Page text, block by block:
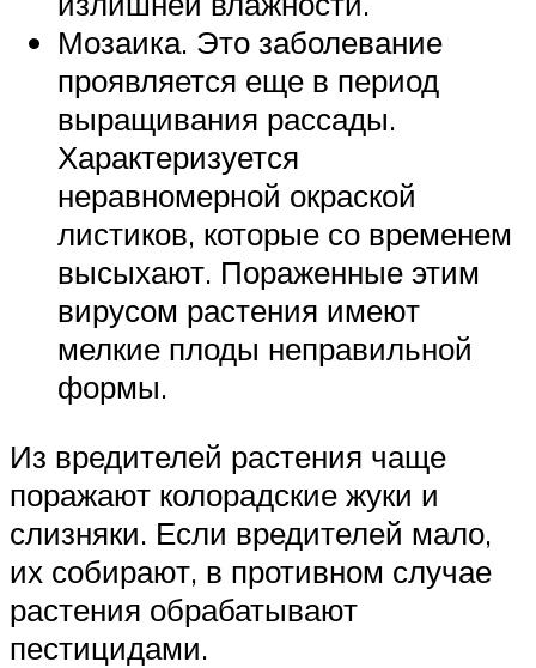
Мозаика. Это заболевание
проявляется еще в период
выращивания рассады.
Характеризуется
неравномерной окраской
листиков, которые со временем
высыхают. Пораженные этим
вирусом растения имеют
мелкие плоды неправильной
формы.
Из вредителей растения чаще
поражают колорадские жуки и
слизняки. Если вредителей мало,
их собирают, в противном случае
растения обрабатывают
пестицидами.